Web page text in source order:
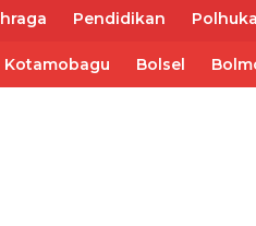
Pendidikan
Kotamobagu Bolsel